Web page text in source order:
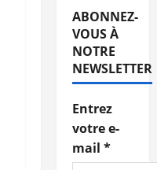
ABONNEZ-
VOUS À
NOTRE
NEWSLETTER
Entrez
votre e-
mail *